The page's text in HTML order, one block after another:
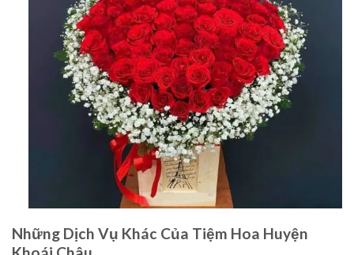
Những Dịch Vụ Khác Của Tiệm Hoa Huyện